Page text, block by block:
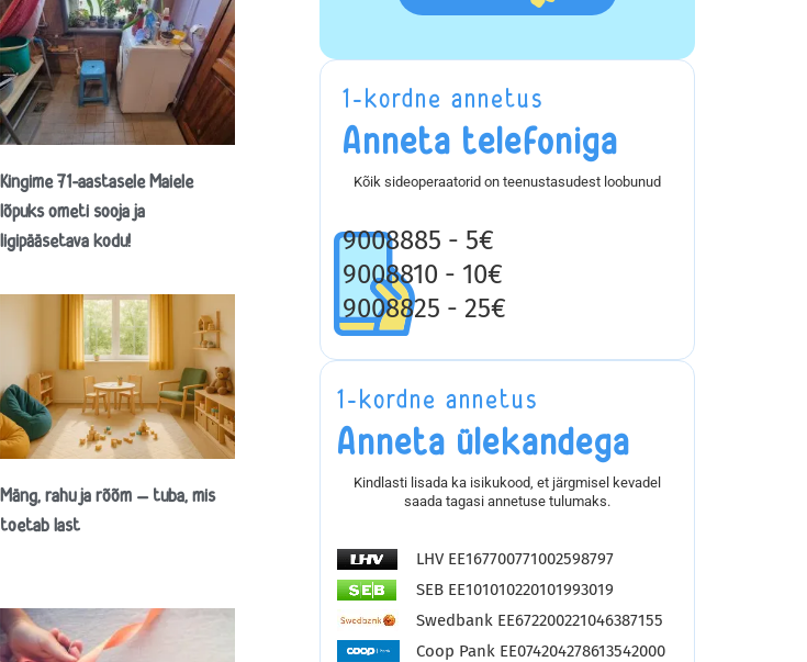
Kingime 71-aastasele Maiele
lõpuks ometi sooja ja
ligipääsetava kodu!
Mäng, rahu ja rõõm – tuba, mis
toetab last
1-kordne annetus
Anneta telefoniga
Kõik sideoperaatorid on teenustasudest loobunud
9008885 - 5€
9008810 - 10€
9008825 - 25€
1-kordne annetus
Anneta ülekandega
Kindlasti lisada ka isikukood, et järgmisel kevadel
saada tagasi annetuse tulumaks.
LHV EE167700771002598797
SEB EE101010220101993019
Swedbank EE672200221046387155
Coop Pank EE074204278613542000